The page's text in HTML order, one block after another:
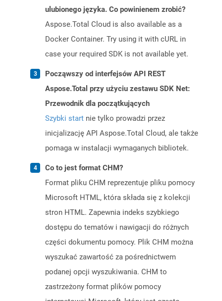
ulubionego języka. Co powinienem zrobić?
Aspose.Total Cloud is also available as a
Docker Container. Try using it with cURL in
case your required SDK is not available yet.
Począwszy od interfejsów API REST
Aspose.Total przy użyciu zestawu SDK Net:
Przewodnik dla początkujących
Szybki start nie tylko prowadzi przez
inicjalizację API Aspose.Total Cloud, ale także
pomaga w instalacji wymaganych bibliotek.
Co to jest format CHM?
Format pliku CHM reprezentuje pliku pomocy
Microsoft HTML, która składa się z kolekcji
stron HTML. Zapewnia indeks szybkiego
dostępu do tematów i nawigacji do różnych
części dokumentu pomocy. Plik CHM można
wyszukać zawartość za pośrednictwem
podanej opcji wyszukiwania. CHM to
zastrzeżony format plików pomocy